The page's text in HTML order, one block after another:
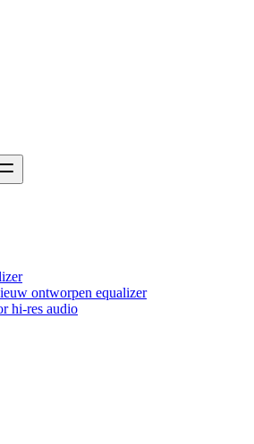
ontworpen equalizer
hi-res audio